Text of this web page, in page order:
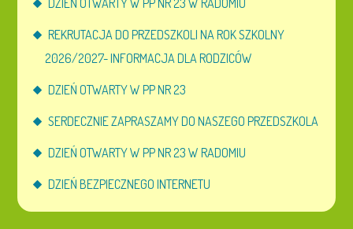
REKRUTACJA DO PRZEDSZKOLI NA ROK SZKOLNY
2026/2027- INFORMACJA DLA RODZICÓW
DZIEŃ OTWARTY W PP NR 23
SERDECZNIE ZAPRASZAMY DO NASZEGO PRZEDSZKOLA
DZIEŃ OTWARTY W PP NR 23 W RADOMIU
DZIEŃ BEZPIECZNEGO INTERNETU